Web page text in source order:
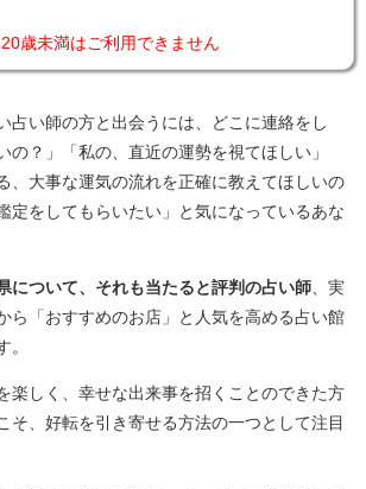
歳未満はご利用できません
占い師の方と出会うには、どこに連絡をし
の？」「私の、直近の運勢を視てほしい」
、大事な運気の流れを正確に教えてほしいの
定をしてもらいたい」と気になっているあな
について、それも当たると評判の占い師 、実
ら「おすすめのお店」と人気を高める占い館
。
楽しく、幸せな出来事を招くことのできた方
そ、好転を引き寄せる方法の一つとして注目